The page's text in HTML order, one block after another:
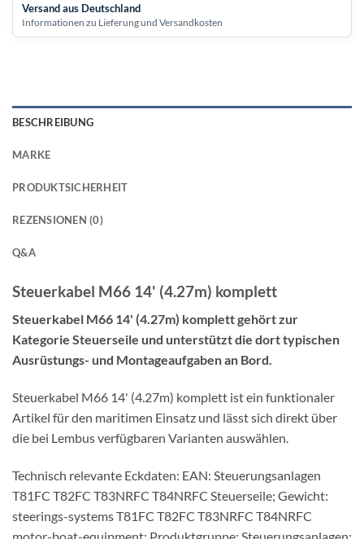
Versand aus Deutschland
Informationen zu Lieferung und Versandkosten
BESCHREIBUNG
MARKE
PRODUKTSICHERHEIT
REZENSIONEN (0)
Q&A
Steuerkabel M66 14' (4.27m) komplett
Steuerkabel M66 14' (4.27m) komplett gehört zur
Kategorie Steuerseile und unterstützt die dort typischen
Ausrüstungs- und Montageaufgaben an Bord.
Steuerkabel M66 14' (4.27m) komplett ist ein funktionaler
Artikel für den maritimen Einsatz und lässt sich direkt über
die bei Lembus verfügbaren Varianten auswählen.
Technisch relevante Eckdaten: EAN: Steuerungsanlagen
T81FC T82FC T83NRFC T84NRFC Steuerseile; Gewicht:
steerings-systems T81FC T82FC T83NRFC T84NRFC